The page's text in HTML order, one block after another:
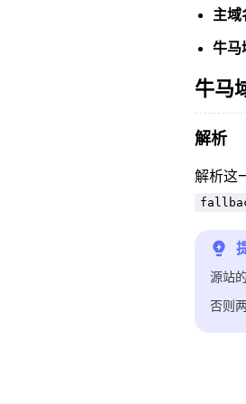
主域
牛马
牛马
解析
解析这
源站
否则